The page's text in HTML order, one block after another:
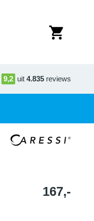
9,2 uit 4.835 reviews
167,-